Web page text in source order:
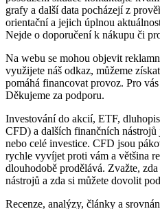
grafy a další data pocházejí z
orientační a jejich úplnou
Nejde o doporučení k nákupu či
Na webu se mohou objevit
využijete náš odkaz, můžeme
pomáhá financovat provoz. Pro
Děkujeme za podporu.
Investování do akcií, ETF,
CFD) a dalších finančních nástrojů
nebo celé investice. CFD jsou
rychle vyvíjet proti vám a většina
dlouhodobě prodělává. Zvažte,
nástrojů a zda si můžete dovolit
Recenze, analýzy, články a